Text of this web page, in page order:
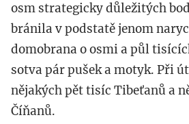
osm strategicky důležitých
bránila v podstatě jenom
domobrana o osmi a půl
sotva pár pušek a motyk. Při
nějakých pět tisíc Tibeťanů a
Číňanů.